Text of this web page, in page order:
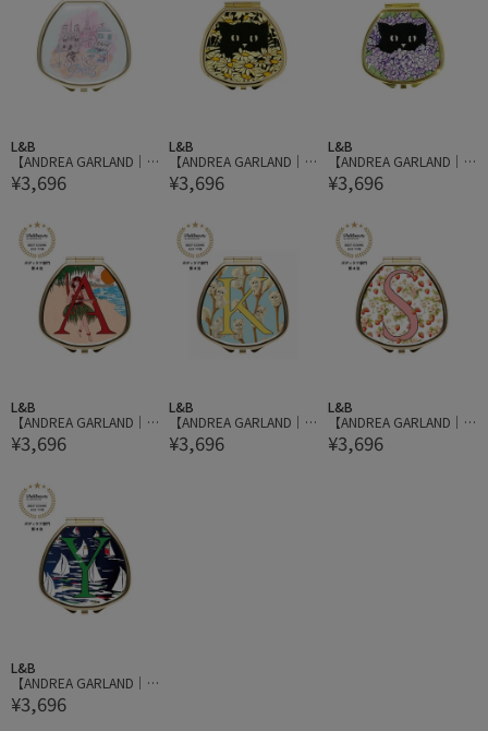
L&B
【ANDREA GARLAND｜
アンドレアガーランド】
アロマリップ&ネイルバ
リ シティシーン
¥3,696
L&B
【ANDREA GARLAND｜
アンドレアガーランド】
アロマリップ&ネイルバ
UERITES ブラックキャッ
トインマーガレット
¥3,696
L&B
【ANDREA GARLAND｜
アンドレア ガーランド】
アロマリップ&ネイルバ
ANGEAS ブラックキャッ
トインハイドレンジア
¥3,696
L&B
【ANDREA GARLAND｜
アンドレアガーランド】
アロマリップ&ネイルバ
ョン【A】
¥3,696
L&B
【ANDREA GARLAND｜
アンドレアガーランド】
アロマリップ&ネイルバ
¥3,696
L&B
【ANDREA GARLAND｜
アンドレアガーランド】
アロマリップ&ネイルバ
¥3,696
L&B
【ANDREA GARLAND｜
アンドレアガーランド】
アロマリップ&ネイルバ
¥3,696